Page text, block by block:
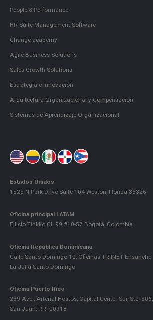
People & Performance
HR Suite Management Software
Change academy
Agile Business Solutions
Sales Growth Solutions
Estrategia e Innovación
Arquitectura Organizacional y Compensación
Sistemas de Aprendizaje Organizacional
Estados Unidos
1525 N Park Drive Suite 104 Weston, Florida 33326
Oficina principal LATAM
Eificio Tinkko Cl. 99 #10-57 Bogotá, Colombia
Oficina República Dominicana
Calle Santo Domingo 10, Oficinas TRIINET Ensanche
La Julia Santo Domingo
Oficina Puerto Rico
239 Ave., Arterial Hostos, Capital Center Sur, Ste. 506,
San Juan, P.R. 00918